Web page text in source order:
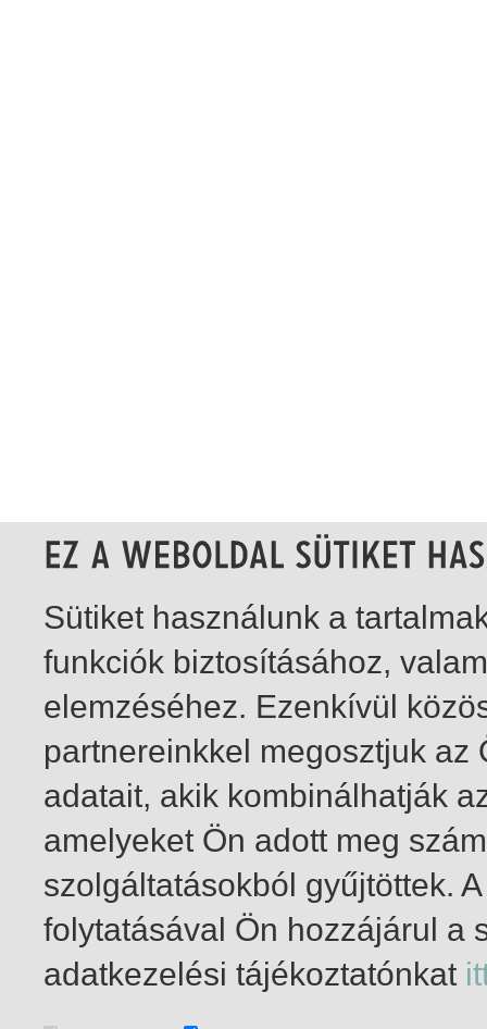
1-9 / total 9 hit
Sütiket használunk a
funkciók biztosításához,
elemzéséhez. Ezenkívül
partnereinkkel megosztjuk
adatait, akik kombinálhatják
amelyeket Ön adott meg
szolgáltatásokból gyűjtöttek.
folytatásával Ön hozzájárul a
adatkezelési tájékoztatónkat